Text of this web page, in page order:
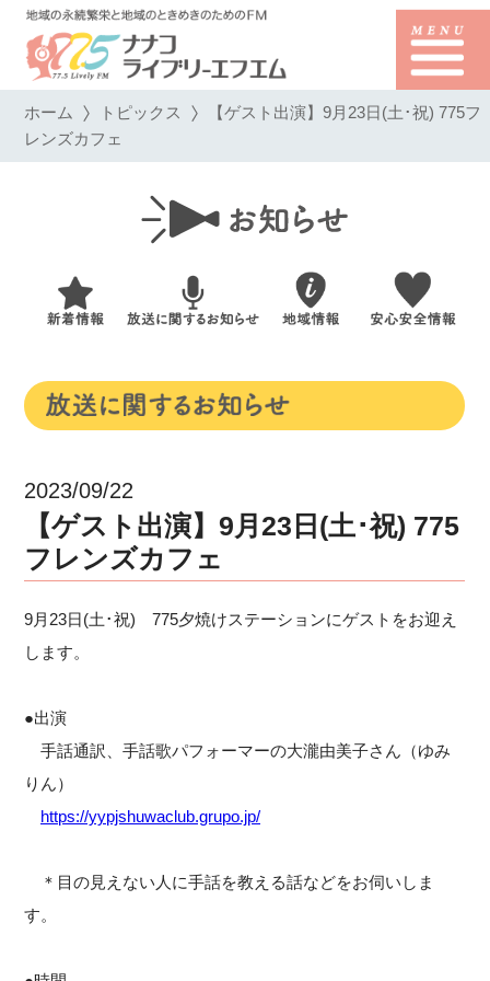
ホーム トピックス 【ゲスト出演】9月23日(土･祝) 775フ
レンズカフェ
2023/09/22
【ゲスト出演】9月23日(土･祝) 775
フレンズカフェ
9月23日(土･祝) 775夕焼けステーションにゲストをお迎え
します。
●出演
手話通訳、手話歌パフォーマーの大瀧由美子さん（ゆみ
りん）
https://yypjshuwaclub.grupo.jp/
＊目の見えない人に手話を教える話などをお伺いしま
す。